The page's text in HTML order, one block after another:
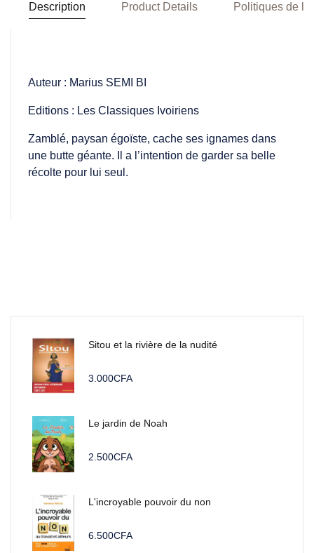
Description Product Details Politiques de la
Auteur : Marius SEMI BI
Editions : Les Classiques Ivoiriens
Zamblé, paysan égoïste, cache ses ignames dans
une butte géante. Il a l’intention de garder sa belle
récolte pour lui seul.
Sitou et la rivière de la nudité
3.000CFA
Le jardin de Noah
2.500CFA
L'incroyable pouvoir du non
6.500CFA